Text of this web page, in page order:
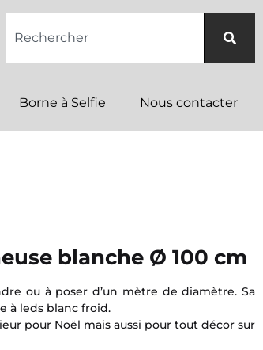
Borne à Selfie Nous contacter
blanche Ø 100 cm
ou à poser d’un mètre de diamètre. Sa
à leds blanc froid.
pour Noël mais aussi pour tout décor sur